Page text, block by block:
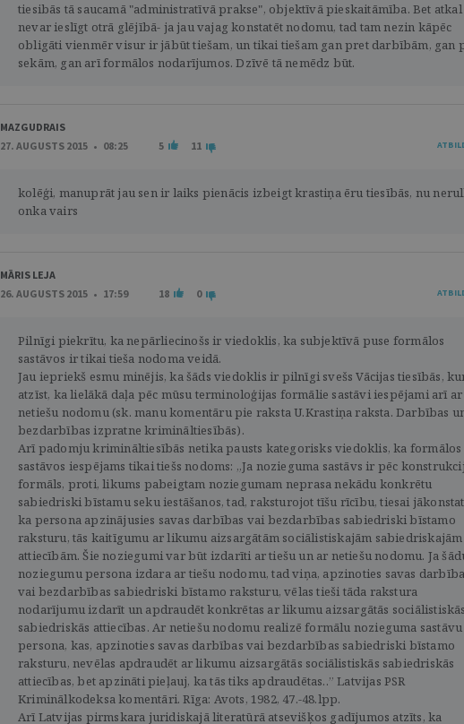
tiesibās tā saucamā "administratīvā prakse", objektīvā pieskaitāmība. Bet atkal
nevar ieslīgt otrā glējībā- ja jau vajag konstatēt nodomu, tad tam nezin kāpēc
obligāti vienmēr visur ir jābūt tiešam, un tikai tiešam gan pret darbībām, gan
sekām, gan arī formālos nodarījumos. Dzīvē tā nemēdz būt.
MAZGUDRAIS
27. AUGUSTS 2015 • 08:25
5 11
kolēģi, manuprāt jau sen ir laiks pienācis izbeigt krastiņa ēru tiesībās, nu
onka vairs
MĀRIS LEJA
26. AUGUSTS 2015 • 17:59
18 0
Pilnīgi piekrītu, ka nepārliecinošs ir viedoklis, ka subjektīvā puse formālos
sastāvos ir tikai tieša nodoma veidā.
Jau iepriekš esmu minējis, ka šāds viedoklis ir pilnīgi svešs Vācijas tiesībās,
atzīst, ka lielākā daļa pēc mūsu terminoloģijas formālie sastāvi iespējami arī ar
netiešu nodomu (sk. manu komentāru pie raksta U.Krastiņa raksta. Darbības
bezdarbības izpratne krimināltiesībās).
Arī padomju krimināltiesībās netika pausts kategorisks viedoklis, ka formālos
sastāvos iespējams tikai tiešs nodoms: „Ja nozieguma sastāvs ir pēc
formāls, proti, likums pabeigtam noziegumam neprasa nekādu konkrētu
sabiedriski bīstamu seku iestāšanos, tad, raksturojot tīšu rīcību, tiesai
ka persona apzinājusies savas darbības vai bezdarbības sabiedriski bīstamo
raksturu, tās kaitīgumu ar likumu aizsargātām sociālistiskajām sabiedriskajām
attiecībām. Šie noziegumi var būt izdarīti ar tiešu un ar netiešu nodomu. Ja
noziegumu persona izdara ar tiešu nodomu, tad viņa, apzinoties savas
vai bezdarbības sabiedriski bīstamo raksturu, vēlas tieši tāda rakstura
nodarījumu izdarīt un apdraudēt konkrētas ar likumu aizsargātās sociālistiskās
sabiedriskās attiecības. Ar netiešu nodomu realizē formālu nozieguma sastāvu
persona, kas, apzinoties savas darbības vai bezdarbības sabiedriski bīstamo
raksturu, nevēlas apdraudēt ar likumu aizsargātās sociālistiskās sabiedriskās
attiecības, bet apzināti pieļauj, ka tās tiks apdraudētas..” Latvijas PSR
Kriminālkodeksa komentāri. Rīga: Avots, 1982, 47.-48.lpp.
Arī Latvijas pirmskara juridiskajā literatūrā atsevišķos gadījumos atzīts, ka